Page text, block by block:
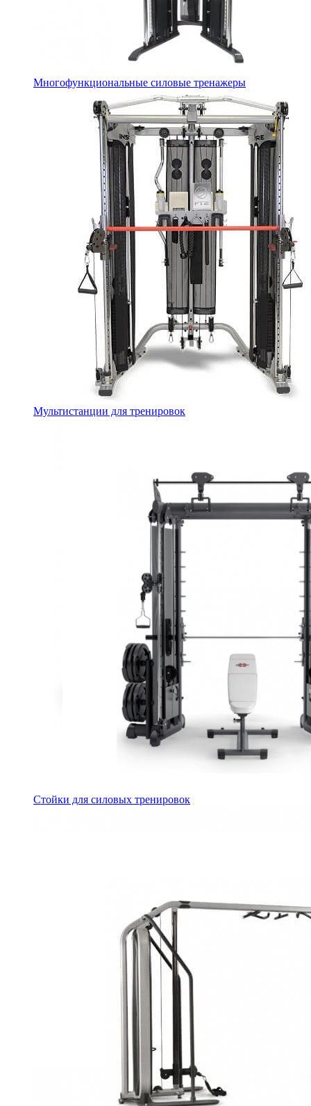
Многофункциональные силовые тренажеры
Мультистанции для тренировок
Стойки для силовых тренировок